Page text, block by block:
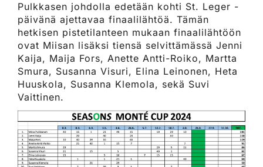
Pulkkasen johdolla edetään kohti St. Leger -
päivänä ajettavaa finaalilähtöä. Tämän
hetkisen pistetilanteen mukaan finaalilähtöön
ovat Miisan lisäksi tiensä selvittämässä Jenni
Kaija, Maija Fors, Anette Antti-Roiko, Martta
Smura, Susanna Visuri, Elina Leinonen, Heta
Huuskola, Susanna Klemola, sekä Suvi
Vaittinen.